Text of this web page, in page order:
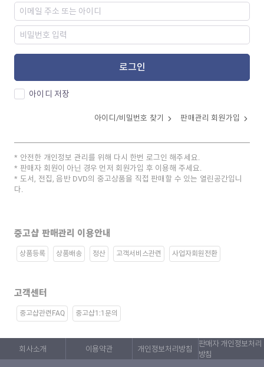
로그인
아이디 저장
아이디/비밀번호 찾기 판매관리 회원가입
안전한 개인정보 관리를 위해 다시 한번 로그인 해주세요.
판매자 회원이 아닌 경우 먼저 회원가입 후 이용해 주세요.
도서, 전집, 음반 DVD의 중고상품을 직접 판매할 수 있는 열린공간입니
다.
중고샵 판매관리 이용안내
상품등록 상품배송 정산 고객서비스관련 사업자회원전환
고객센터
중고샵관련FAQ 중고샵1:1문의
회사소개 이용약관 개인정보처리방침
판매자 개인정보처리
방침